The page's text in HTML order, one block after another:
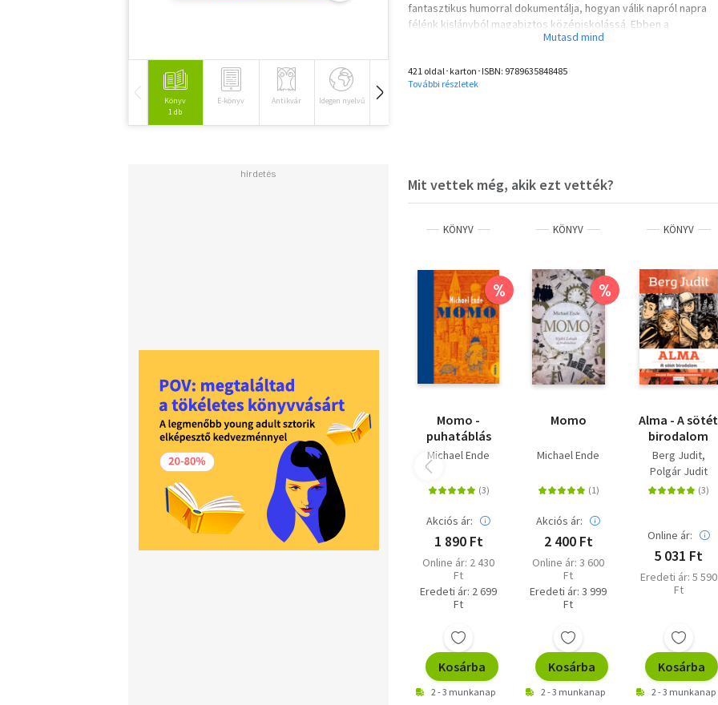
Könyv
1 db
E-könyv Antikvár Idegen nyelvű Hangoskönyv
fantasztikus humorral dokumentálja, hogyan válik napról napra
félénk kislányból magabiztos középiskolássá. Ebben a
fantasztikusan vicces, illusztrált sorozatban Lottie-val együtt
pillanatokkal és sok szívvel, rengeteg nevetéssel. Tökéletes
választás 9-12 éves olvasóknak, akik maguk is keresik a
421 oldal･karton･ISBN: 9789635848485
További részletek
Mit vettek még, akik ezt vették?
KÖNYV
%
Momo -
puhatáblás
Michael Ende
Akciós ár:
1 890 Ft
Online ár: 2 430
Ft
Eredeti ár: 2 699
Ft
Kosárba
2 - 3 munkanap
KÖNYV
%
Momo
Michael Ende
Akciós ár:
2 400 Ft
Online ár: 3 600
Ft
Eredeti ár: 3 999
Ft
Kosárba
2 - 3 munkanap
KÖNYV
Alma - A sötét
birodalom
Berg Judit
Polgár Judit
Online ár:
5 031 Ft
Eredeti ár: 5 590
Ft
Kosárba
2 - 3 munkanap